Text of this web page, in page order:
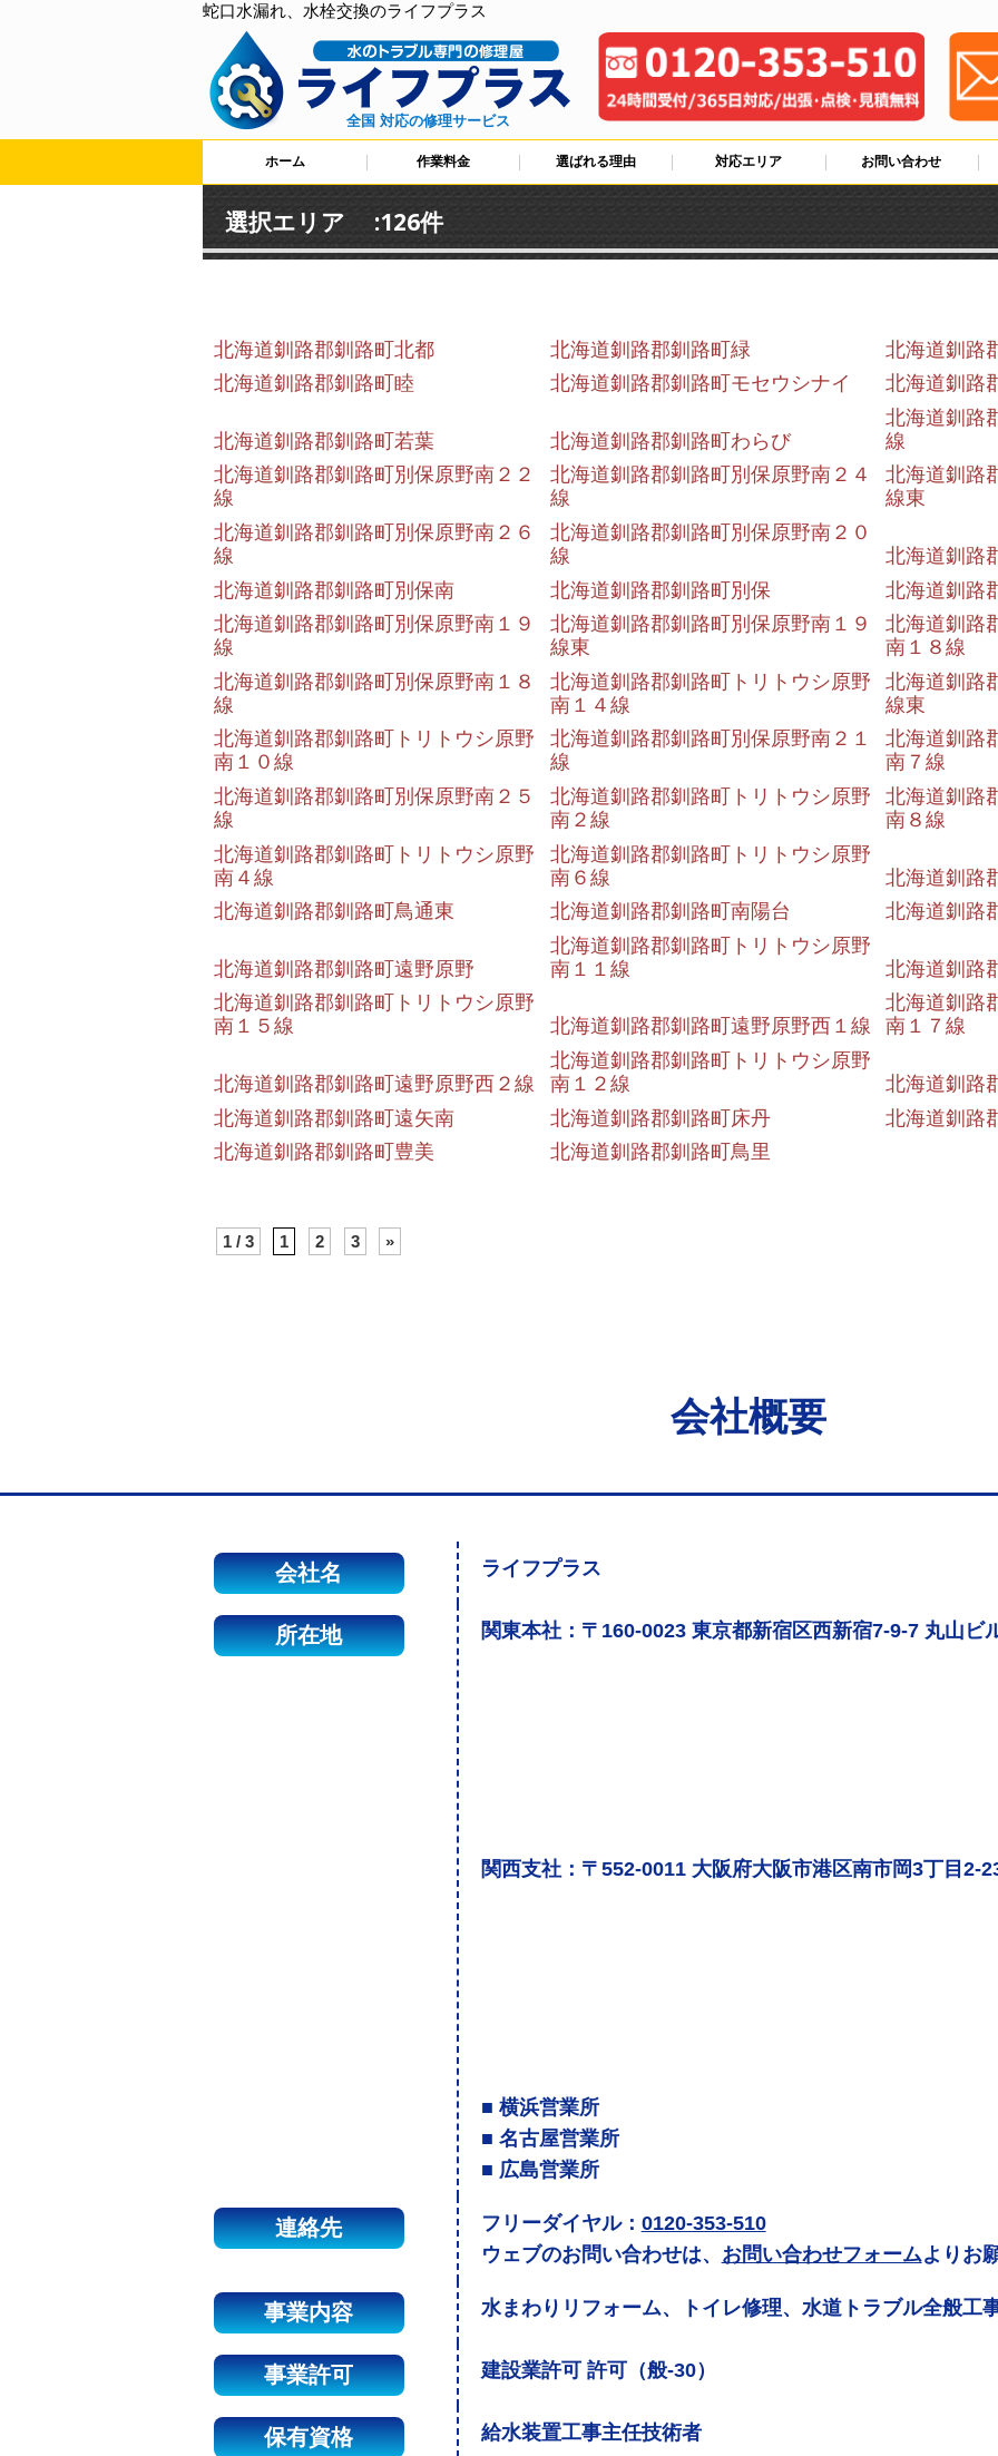
蛇口水漏れ、水栓交換のライフプラス
全国 対応の修理サービス
ホーム 作業料金 選ばれる理由 対応エリア お問い合わせ
選択エリア :126件
北海道釧路郡釧路町北都 北海道釧路郡釧路町緑
北海道釧路
北海道釧路郡釧路町睦
北海道釧路郡釧路町モセウシナイ 北海道釧路
北海道釧路郡釧路町若葉 北海道釧路郡釧路町わらび
北海道釧路
線
北海道釧路郡釧路町別保原野南２２
線
北海道釧路郡釧路町別保原野南２４
線
北海道釧路
線東
北海道釧路郡釧路町別保原野南２６
線
北海道釧路郡釧路町別保原野南２０
線
北海道釧路
北海道釧路郡釧路町別保南
北海道釧路郡釧路町別保
北海道釧路
北海道釧路郡釧路町別保原野南１９
線
北海道釧路郡釧路町別保原野南１９
線東
北海道釧路
南１８線
北海道釧路郡釧路町別保原野南１８
線
北海道釧路郡釧路町トリトウシ原野
南１４線
北海道釧路
線東
北海道釧路郡釧路町トリトウシ原野
南１０線
北海道釧路郡釧路町別保原野南２１
線
北海道釧路
南７線
北海道釧路郡釧路町別保原野南２５
線
北海道釧路郡釧路町トリトウシ原野
南２線
北海道釧路
南８線
北海道釧路郡釧路町トリトウシ原野
南４線
北海道釧路郡釧路町トリトウシ原野
南６線
北海道釧路
北海道釧路郡釧路町鳥通東
北海道釧路郡釧路町南陽台 北海道釧路
北海道釧路郡釧路町遠野原野
北海道釧路郡釧路町トリトウシ原野
南１１線
北海道釧路
北海道釧路郡釧路町トリトウシ原野
南１５線
北海道釧路郡釧路町遠野原野西１線
北海道釧路
南１７線
北海道釧路郡釧路町遠野原野西２線
北海道釧路郡釧路町トリトウシ原野
南１２線
北海道釧路
北海道釧路郡釧路町遠矢南
北海道釧路郡釧路町床丹
北海道釧路
北海道釧路郡釧路町豊美
北海道釧路郡釧路町鳥里
1 / 3 1 2 3 »
会社概要
会社名 ライフプラス
所在地 関東本社：〒160-0023 東京都新宿区西新宿7-9-7 丸山ビ
関西支社：〒552-0011 大阪府大阪市港区南市岡3丁目2-
■ 横浜営業所
■ 名古屋営業所
■ 広島営業所
連絡先 フリーダイヤル： 0120-353-510
ウェブのお問い合わせは、 お問い合わせフォームよりお
事業内容 水まわりリフォーム、トイレ修理、水道トラブル全般工
事業許可 建設業許可 許可（般-30）
保有資格 給水装置工事主任技術者